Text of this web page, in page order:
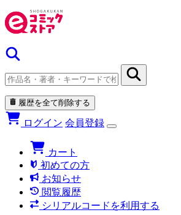
履歴を全て削除する
ログイン 会員登録
カート
初めての方
お知らせ
閲覧履歴
シリアルコードを利用する